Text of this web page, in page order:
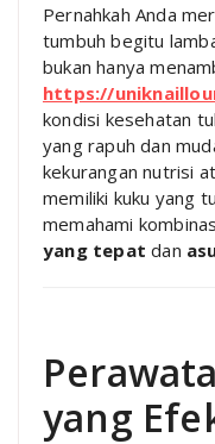
Pernahkah Anda
tumbuh begitu
bukan hanya
https://
kondisi kesehatan
yang rapuh dan
kekurangan nutrisi
memiliki kuku yang
memahami
yang tepat dan
yang